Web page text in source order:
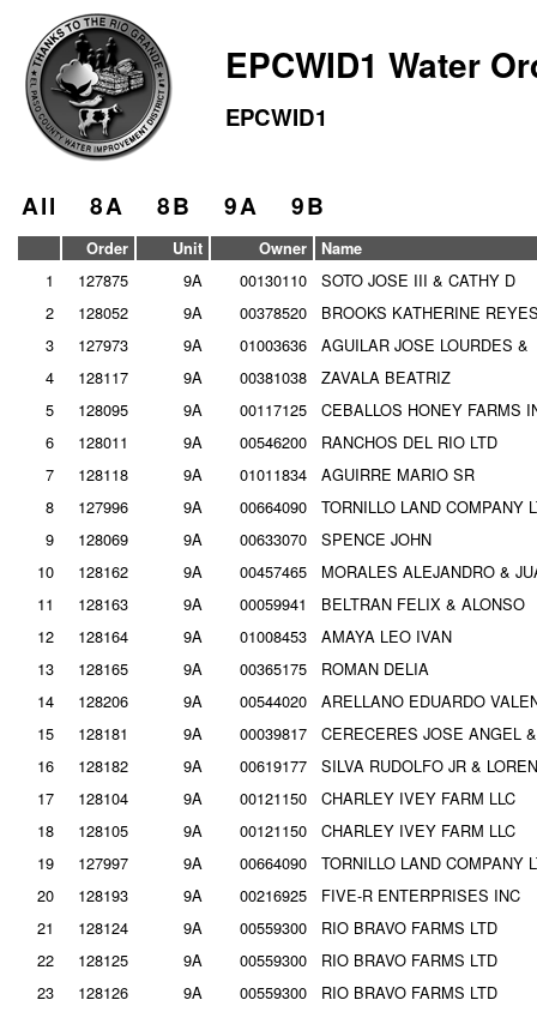
EPCWID1 Water
EPCWID1
All 8A 8B 9A 9B
Order Unit Owner Name
1 127875 9A 00130110
SOTO JOSE III & CATHY D
2
128052 9A 00378520
BROOKS KATHERINE
3
127973 9A 01003636
AGUILAR JOSE LOURDES &
4
128117 9A 00381038
ZAVALA BEATRIZ
5
128095 9A 00117125
CEBALLOS HONEY FARMS
6
128011 9A 00546200
RANCHOS DEL RIO LTD
7
128118 9A 01011834
AGUIRRE MARIO SR
8
127996 9A 00664090
TORNILLO LAND COMPANY
9
128069 9A 00633070
SPENCE JOHN
10
128162 9A 00457465
MORALES ALEJANDRO &
11
128163 9A 00059941
BELTRAN FELIX & ALONSO
12
128164 9A 01008453
AMAYA LEO IVAN
13
128165 9A 00365175
ROMAN DELIA
14
128206 9A 00544020
ARELLANO EDUARDO
15
128181 9A 00039817
CERECERES JOSE ANGEL
16
128182 9A 00619177
SILVA RUDOLFO JR &
17
128104 9A 00121150
CHARLEY IVEY FARM LLC
18
128105 9A 00121150
CHARLEY IVEY FARM LLC
19
127997 9A 00664090
TORNILLO LAND COMPANY
20
128193 9A 00216925
FIVE-R ENTERPRISES INC
21
128124 9A 00559300
RIO BRAVO FARMS LTD
22
128125 9A 00559300
RIO BRAVO FARMS LTD
23
128126 9A 00559300
RIO BRAVO FARMS LTD